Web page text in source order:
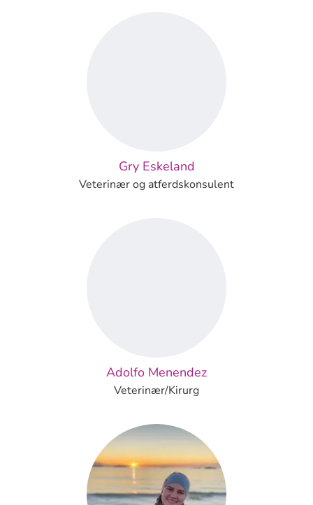
Gry Eskeland
Veterinær og atferdskonsulent
Adolfo Menendez
Veterinær/Kirurg